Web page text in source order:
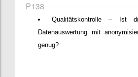
P138
Qualitätskontrolle – Ist
Datenauswertung mit
genug?